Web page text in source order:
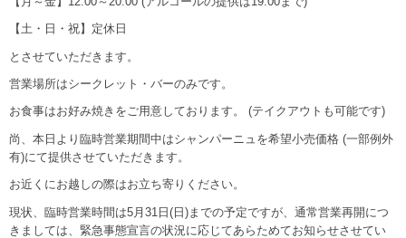
【土・日・祝】定休日
とさせていただきます。
営業場所はシークレット・バーのみです。
お食事はお好み焼きをご用意しております。 (テイクアウトも可能です)
尚、本日より臨時営業期間中はシャンパーニュを希望小売価格 (一部例外
有)にて提供させていただきます。
お近くにお越しの際はお立ち寄りください。
現状、臨時営業時間は5月31日(日)までの予定ですが、通常営業再開につ
きましては、緊急事態宣言の状況に応じてあらためてお知らせさせてい